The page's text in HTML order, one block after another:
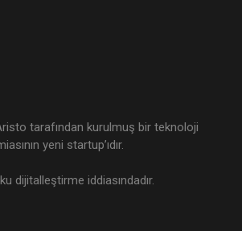
tarafından kurulmuş bir teknoloji
yeni startup’ıdır.
dijitalleştirme iddiasındadır.